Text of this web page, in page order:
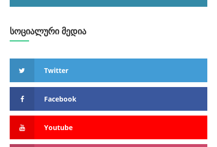
სოციალური მედია
Twitter
Facebook
Youtube